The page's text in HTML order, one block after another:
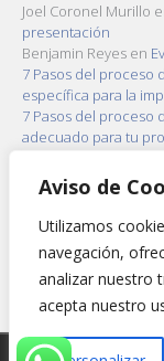
Aviso de
Utilizamos
navegación,
analizar nuestro
acepta nuestro
Joel Coronel Murillo
presentación
Benjamin Reyes en
7 Pasos del proceso
específica para la
7 Pasos del proceso
adecuado para tu
de un producto
Archivo
Archivo